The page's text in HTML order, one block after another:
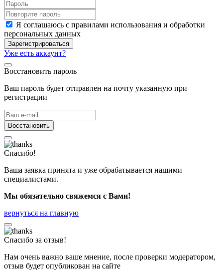
Я соглашаюсь с правилами использования и обработки
персональных данных
Зарегистрироваться
Уже есть аккаунт?
Восстановить пароль
Ваш пароль будет отправлен на почту указанную при
регистрации
Восстановить
Спасибо!
Ваша заявка принята и уже обрабатывается нашими
специалистами.
Мы обязательно свяжемся с Вами!
вернуться на главную
Спасибо за отзыв!
Нам очень важно ваше мнение, после проверки модератором,
отзыв будет опубликован на сайте